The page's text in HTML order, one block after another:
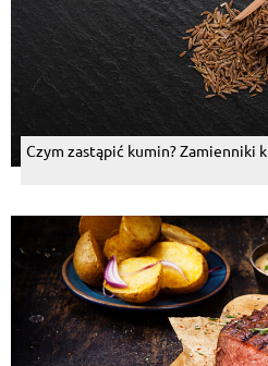
Czym zastąpić kumin? Zamienniki